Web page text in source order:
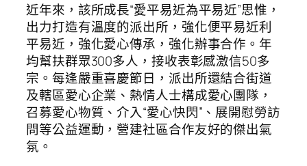
近年來，該所成長“愛平易近為平易近”思惟，
出力打造有溫度的派出所，強化便平易近利
平易近，強化愛心傳承，強化辦事合作。年
均幫扶群眾300多人，接收表彰感激信50多
宗。每逢嚴重喜慶節日，派出所還結合街道
及轄區愛心企業、熱情人士構成愛心團隊，
召募愛心物質、介入“愛心快閃”、展開慰勞訪
問等公益運動，營建社區合作友好的傑出氣
氛。